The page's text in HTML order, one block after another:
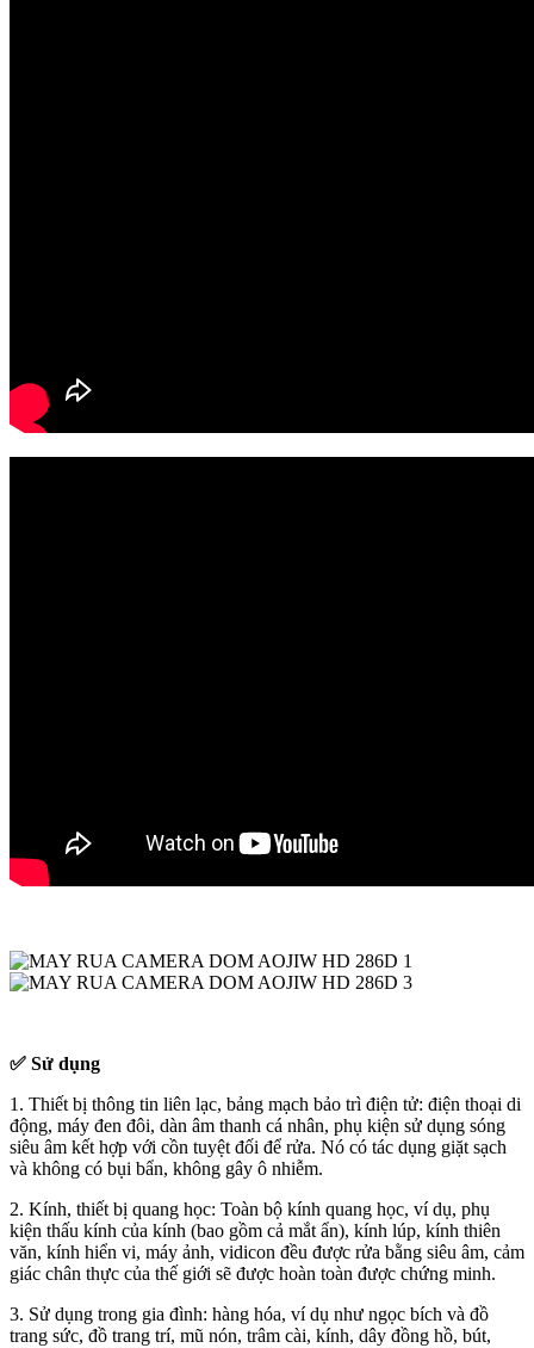
✅ Sử dụng
1. Thiết bị thông tin liên lạc, bảng mạch bảo trì điện tử: điện thoại di
động, máy đen đôi, dàn âm thanh cá nhân, phụ kiện sử dụng sóng
siêu âm kết hợp với cồn tuyệt đối để rửa. Nó có tác dụng giặt sạch
và không có bụi bẩn, không gây ô nhiễm.
2. Kính, thiết bị quang học: Toàn bộ kính quang học, ví dụ, phụ
kiện thấu kính của kính (bao gồm cả mắt ẩn), kính lúp, kính thiên
văn, kính hiển vi, máy ảnh, vidicon đều được rửa bằng siêu âm, cảm
giác chân thực của thế giới sẽ được hoàn toàn được chứng minh.
3. Sử dụng trong gia đình: hàng hóa, ví dụ như ngọc bích và đồ
trang sức, đồ trang trí, mũ nón, trâm cài, kính, dây đồng hồ, bút,